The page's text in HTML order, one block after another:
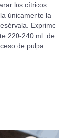
los cítricos:
únicamente la
Exprime
220-240 ml. de
de pulpa.